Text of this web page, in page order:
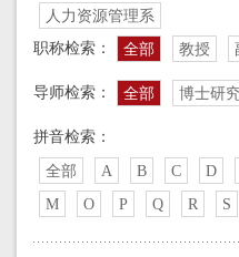
人力资源管理系
职称检索：
全部 教授
导师检索： 全部 博士研
拼音检索：
全部 A B C D
M
O P Q R S